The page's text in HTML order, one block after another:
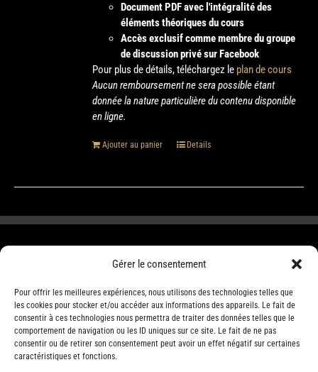
Gérer le consentement
Pour offrir les meilleures expériences, nous utilisons des technologies telles que
les cookies pour stocker et/ou accéder aux informations des appareils. Le fait de
consentir à ces technologies nous permettra de traiter des données telles que le
comportement de navigation ou les ID uniques sur ce site. Le fait de ne pas
consentir ou de retirer son consentement peut avoir un effet négatif sur certaines
caractéristiques et fonctions.
Document PDF avec l'intégralité des
éléments théoriques du cours
Accès exclusif comme membre du groupe
de discussion privé sur Facebook
Pour plus de détails, téléchargez le plan de cours
Aucun remboursement ne sera possible étant
donnée la nature particulière du contenu disponible
en ligne.
Ajouter au panier Details